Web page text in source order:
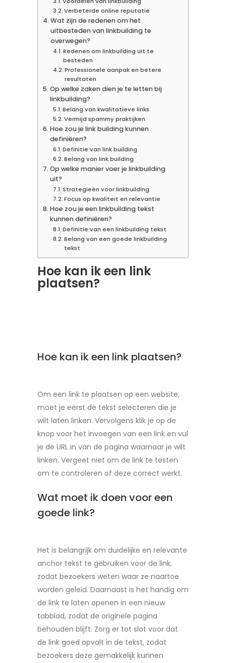
Verbeterde online reputatie
Wat zijn de redenen om het
uitbesteden van linkbuilding te
overwegen?
Redenen om linkbuilding uit te
besteden
Professionele aanpak en betere
resultaten
Op welke zaken dien je te letten bij
linkbuilding?
Belang van kwalitatieve links
Vermijd spammy praktijken
Hoe zou je link building kunnen
definiëren?
Definitie van link building
Belang van link building
Op welke manier voer je linkbuilding
uit?
Strategieën voor linkbuilding
Focus op kwaliteit en relevantie
Hoe zou je een linkbuilding tekst
kunnen definiëren?
Definitie van een linkbuilding tekst
Belang van een goede linkbuilding
tekst
Hoe kan ik een link
plaatsen?
Hoe kan ik een link plaatsen?
Om een link te plaatsen op een website,
moet je eerst de tekst selecteren die je
wilt laten linken. Vervolgens klik je op de
knop voor het invoegen van een link en vul
je de URL in van de pagina waarnaar je wilt
linken. Vergeet niet om de link te testen
om te controleren of deze correct werkt.
Wat moet ik doen voor een
goede link?
Het is belangrijk om duidelijke en relevante
anchor tekst te gebruiken voor de link,
zodat bezoekers weten waar ze naartoe
worden geleid. Daarnaast is het handig om
de link te laten openen in een nieuw
tabblad, zodat de originele pagina
behouden blijft. Zorg er tot slot voor dat
de link goed opvalt in de tekst, zodat
bezoekers deze gemakkelijk kunnen